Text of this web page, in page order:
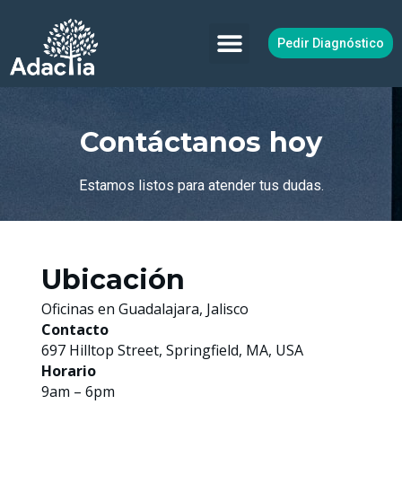
contenido
Pedir Diagnóstico
Contáctanos hoy
Estamos listos para atender tus dudas.
Ubicación
Oficinas en Guadalajara, Jalisco
Contacto
697 Hilltop Street, Springfield, MA, USA
Horario
9am – 6pm